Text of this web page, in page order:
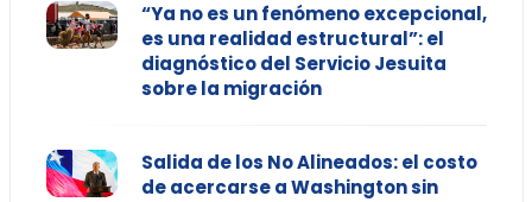
“Ya no es un fenómeno excepcional,
es una realidad estructural”: el
diagnóstico del Servicio Jesuita
sobre la migración
Salida de los No Alineados: el costo
de acercarse a Washington sin